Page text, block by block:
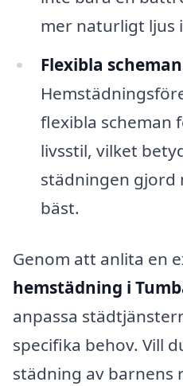
mer naturligt ljus
Flexibla
flexibla scheman
livsstil, vilket
städningen gjord
bäst.
Genom att anlita en
hemstädning i
anpassa
specifika behov. Vill
städning av barnens